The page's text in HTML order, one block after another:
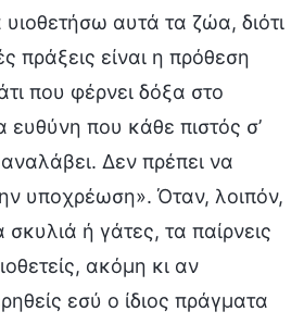
αυτά τα ζώα, διότι
πράξεις είναι η πρόθεση
που φέρνει δόξα στο
ευθύνη που κάθε πιστός σ’
Δεν πρέπει να
υποχρέωση». Όταν, λοιπόν,
ή γάτες, τα παίρνεις
ακόμη κι αν
εσύ ο ίδιος πράγματα